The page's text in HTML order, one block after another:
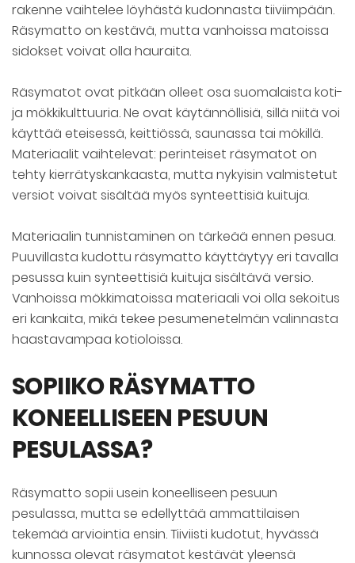
rakenne vaihtelee löyhästä kudonnasta tiiviimpään.
Räsymatto on kestävä, mutta vanhoissa matoissa
sidokset voivat olla hauraita.
Räsymatot ovat pitkään olleet osa suomalaista koti-
ja mökkikulttuuria. Ne ovat käytännöllisiä, sillä niitä voi
käyttää eteisessä, keittiössä, saunassa tai mökillä.
Materiaalit vaihtelevat: perinteiset räsymatot on
tehty kierrätyskankaasta, mutta nykyisin valmistetut
versiot voivat sisältää myös synteettisiä kuituja.
Materiaalin tunnistaminen on tärkeää ennen pesua.
Puuvillasta kudottu räsymatto käyttäytyy eri tavalla
pesussa kuin synteettisiä kuituja sisältävä versio.
Vanhoissa mökkimatoissa materiaali voi olla sekoitus
eri kankaita, mikä tekee pesumenetelmän valinnasta
haastavampaa kotioloissa.
SOPIIKO RÄSYMATTO
KONEELLISEEN PESUUN
PESULASSA?
Räsymatto sopii usein koneelliseen pesuun
pesulassa, mutta se edellyttää ammattilaisen
tekemää arviointia ensin. Tiiviisti kudotut, hyvässä
kunnossa olevat räsymatot kestävät yleensä